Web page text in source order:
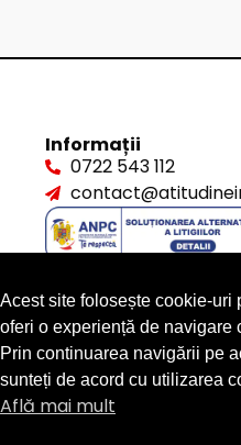
Informații
0722 543 112
Acest site folosește cookie-uri
oferi o experiență de navigare
Prin continuarea navigării pe
sunteți de acord cu utilizarea
Află mai mult